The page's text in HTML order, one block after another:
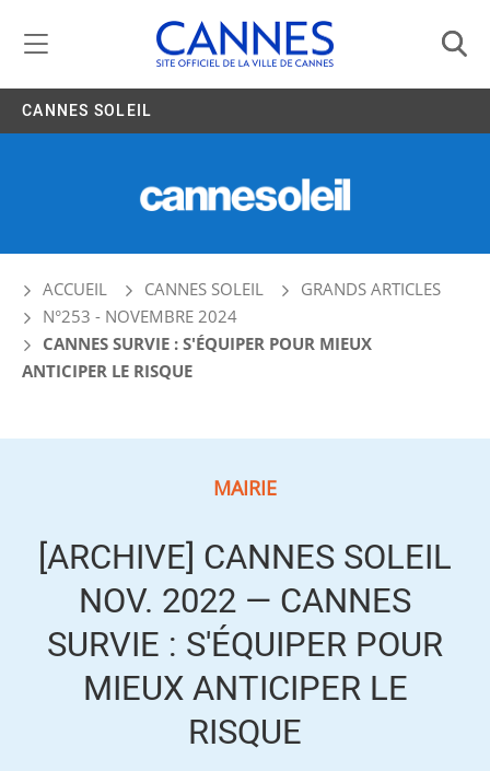
CANNES SOLEIL
ACCUEIL CANNES SOLEIL
GRANDS ARTICLES
N°253 - NOVEMBRE 2024
CANNES SURVIE : S'ÉQUIPER POUR MIEUX
ANTICIPER LE RISQUE
MAIRIE
[ARCHIVE] CANNES SOLEIL
NOV. 2022 — CANNES
SURVIE : S'ÉQUIPER POUR
MIEUX ANTICIPER LE
RISQUE